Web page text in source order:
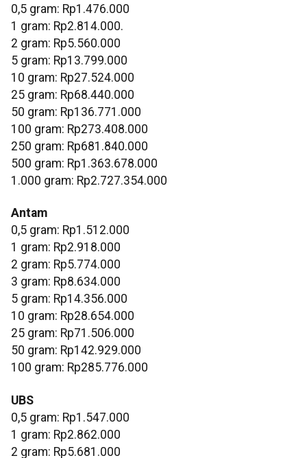
0,5 gram: Rp1.476.000
1 gram: Rp2.814.000.
‎2 gram: Rp5.560.000
‎5 gram: Rp13.799.000
‎10 gram: Rp27.524.000
‎25 gram: Rp68.440.000
‎50 gram: Rp136.771.000
‎100 gram: Rp273.408.000
‎250 gram: Rp681.840.000
‎500 gram: Rp1.363.678.000
‎1.000 gram: Rp2.727.354.000
Antam
0,5 gram: Rp1.512.000
‎1 gram: Rp2.918.000
‎2 gram: Rp5.774.000
3 gram: Rp8.634.000
‎5 gram: Rp14.356.000
10 gram: Rp28.654.000
‎25 gram: Rp71.506.000
‎50 gram: Rp142.929.000
‎100 gram: Rp285.776.000
UBS
0,5 gram: Rp1.547.000
‎1 gram: Rp2.862.000
‎2 gram: Rp5.681.000